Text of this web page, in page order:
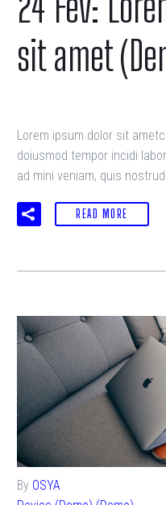
sit amet
Lorem ipsum dolor sit
doiusmod tempor incidi
ad mini veniam, quis nostrud
READ MORE
By OSYA